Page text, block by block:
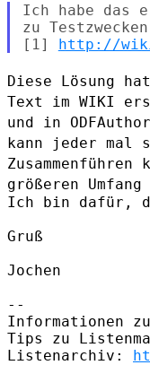
Ich habe das
zu
[1] http://
Diese Lösung
Text im WIKI
und in
kann jeder mal
Zusammenführen
größeren
Ich bin dafür,
Gruß
Jochen
--
Informationen
Tips zu
Listenarchiv: